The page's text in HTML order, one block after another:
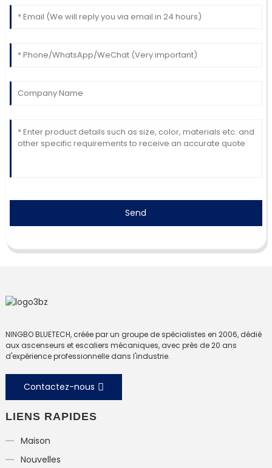
Send
NINGBO BLUETECH, créée par un groupe de spécialistes en 2006, dédié
aux ascenseurs et escaliers mécaniques, avec près de 20 ans
d'expérience professionnelle dans l'industrie.
Contactez-nous
LIENS RAPIDES
Maison
Nouvelles